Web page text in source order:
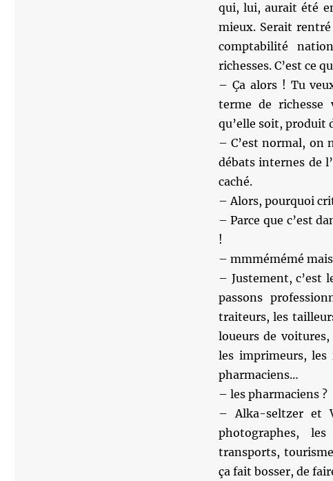
qui, lui, aurait été
mieux. Serait
comptabilité
richesses. C’est ce
– Ça alors ! Tu
terme de richesse
qu’elle soit, produit
– C’est normal, on
débats internes de
caché.
– Alors, pourquoi
– Parce que c’est
!
– mmmémémé
– Justement, c’est
passons
traiteurs, les
loueurs de
les imprimeurs, les
pharmaciens…
– les pharmaciens ?
– Alka-seltzer et
photographes,
transports,
ça fait bosser, de